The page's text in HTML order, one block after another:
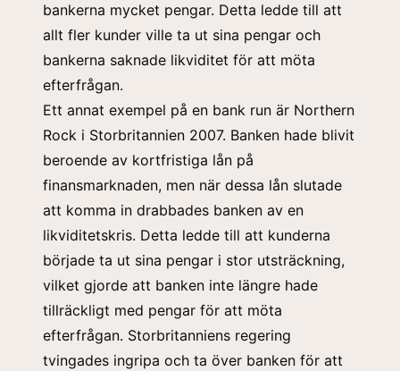
bankerna mycket pengar. Detta ledde till att
allt fler kunder ville ta ut sina pengar och
bankerna saknade likviditet för att möta
efterfrågan.
Ett annat exempel på en bank run är Northern
Rock i Storbritannien 2007. Banken hade blivit
beroende av kortfristiga lån på
finansmarknaden, men när dessa lån slutade
att komma in drabbades banken av en
likviditetskris. Detta ledde till att kunderna
började ta ut sina pengar i stor utsträckning,
vilket gjorde att banken inte längre hade
tillräckligt med pengar för att möta
efterfrågan. Storbritanniens regering
tvingades ingripa och ta över banken för att